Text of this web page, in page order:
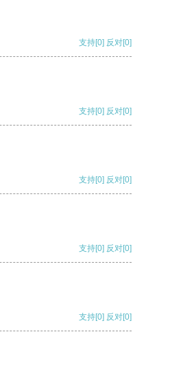
支持[0] 反对[0]
支持[0] 反对[0]
支持[0] 反对[0]
支持[0] 反对[0]
支持[0] 反对[0]